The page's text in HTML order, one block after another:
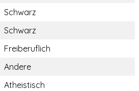
Schwarz
Schwarz
Freiberuflich
Andere
Atheistisch